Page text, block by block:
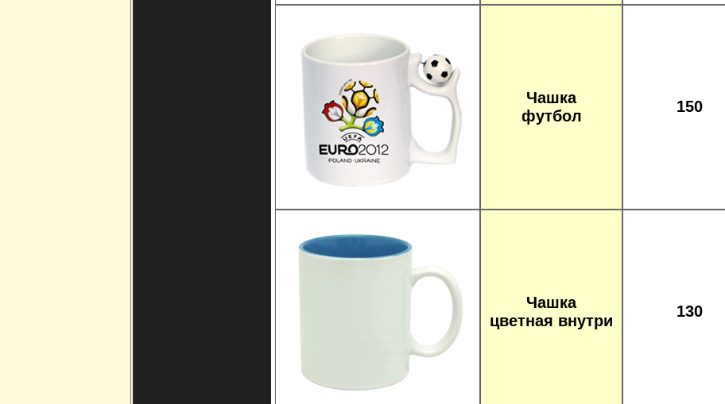
Чашка
футбол
150
Чашка
цветная внутри
130